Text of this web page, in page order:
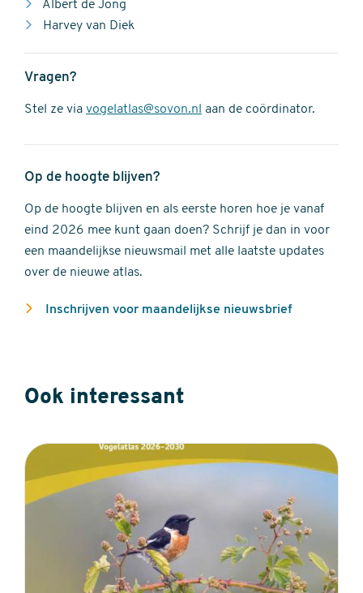
Albert de Jong
Harvey van Diek
Vragen?
Stel ze via vogelatlas@sovon.nl aan de coördinator.
Op de hoogte blijven?
Op de hoogte blijven en als eerste horen hoe je vanaf
eind 2026 mee kunt gaan doen? Schrijf je dan in voor
een maandelijkse nieuwsmail met alle laatste updates
over de nieuwe atlas.
Inschrijven voor maandelijkse nieuwsbrief
Ook interessant